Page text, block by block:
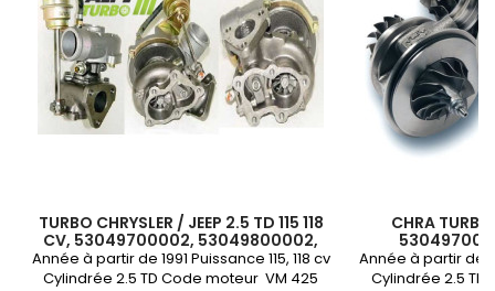
TURBO CHRYSLER / JEEP 2.5 TD 115 118
CV, 53049700002, 53049800002,
53049880002, 53049900002,
35242037F
Année à partir de 1991 Puissance 115, 118 cv
Cylindrée 2.5 TD Code moteur VM 425
CHRA
Année à partir de
Cylindrée 2.5 TD